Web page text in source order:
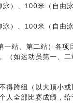
）、100米（自由
）、100米（自由
站、第二站）各
（如运动员第一、
得跨组（以大顶小
人全部比赛成绩，